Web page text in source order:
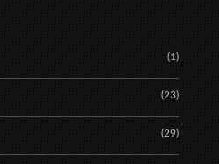
(1)
(23)
(29)